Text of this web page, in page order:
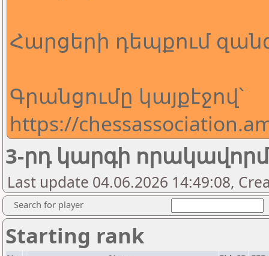
Հարցերի դեպքում
Գրանցումը կայքէջով՝
https://
3-րդ կարգի
Last update 04.06.2026 14:49:08,
Search for player
Starting rank